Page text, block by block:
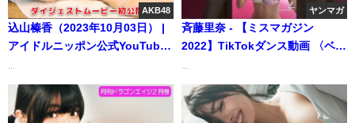
AKB48
込山榛香（2023年10月03日） |
アイドルニッポン公式YouTube
ヤンマガ
斉藤里奈 - 【ミスマガジン
2022】TikTokダンス動画 〈ベス
#shorts（2022年07月21日） |
講談社ヤンマガchさんより